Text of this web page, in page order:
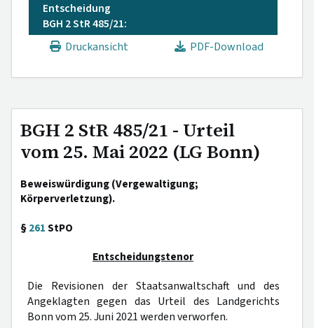
Entscheidung
BGH 2 StR 485/21:
Druckansicht
PDF-Download
BGH 2 StR 485/21 - Urteil
vom 25. Mai 2022 (LG Bonn)
Beweiswürdigung (Vergewaltigung;
Körperverletzung).
§261StPO
Entscheidungstenor
Die Revisionen der Staatsanwaltschaft und des
Angeklagten gegen das Urteil des Landgerichts
Bonn vom 25. Juni 2021 werden verworfen.